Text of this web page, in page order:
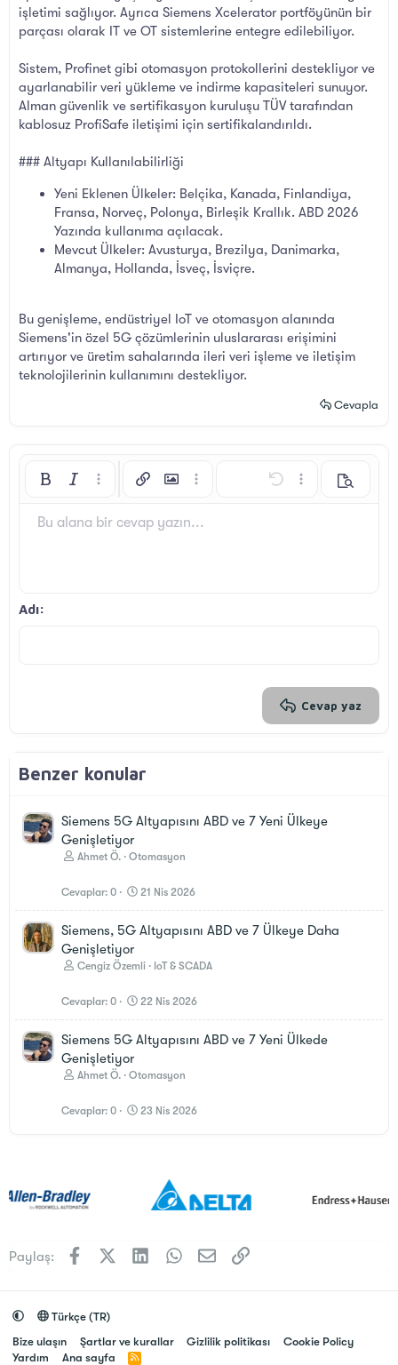
işletimi sağlıyor. Ayrıca Siemens Xcelerator portföyünün bir
parçası olarak IT ve OT sistemlerine entegre edilebiliyor.
Sistem, Profinet gibi otomasyon protokollerini destekliyor ve
ayarlanabilir veri yükleme ve indirme kapasiteleri sunuyor.
Alman güvenlik ve sertifikasyon kuruluşu TÜV tarafından
kablosuz ProfiSafe iletişimi için sertifikalandırıldı.
### Altyapı Kullanılabilirliği
Yeni Eklenen Ülkeler: Belçika, Kanada, Finlandiya,
Fransa, Norveç, Polonya, Birleşik Krallık. ABD 2026
Yazında kullanıma açılacak.
Mevcut Ülkeler: Avusturya, Brezilya, Danimarka,
Almanya, Hollanda, İsveç, İsviçre.
Bu genişleme, endüstriyel IoT ve otomasyon alanında
Siemens'in özel 5G çözümlerinin uluslararası erişimini
artırıyor ve üretim sahalarında ileri veri işleme ve iletişim
teknolojilerinin kullanımını destekliyor.
Cevapla
Kalın Yatık Daha fazla seçenek…
Bağlantı ekle
Resim ekleDaha fazla seçenek…
Geri alDaha fazlaÖnizleme
Yazı boyutu
9
Metin rengi
Yazı tipi Arial
List Hizalama yötemleri
İfadelerGIF ekle
AlıntıMedyaTablo ekleYatay çizgi ekle
ileri alBB Kod aç/kapat
Biçimlendirmeyi kaldır
TaslaklarTaslağı kaydet
Bu alana bir cevap yazın...
Adı
Cevap yaz
Benzer konular
Siemens 5G Altyapısını ABD ve 7 Yeni Ülkeye
Genişletiyor
Ahmet Ö. Otomasyon
Cevaplar 0 21 Nis 2026
Siemens, 5G Altyapısını ABD ve 7 Ülkeye Daha
Genişletiyor
Cengiz Özemli IoT & SCADA
Cevaplar 0 22 Nis 2026
Siemens 5G Altyapısını ABD ve 7 Yeni Ülkede
Genişletiyor
Ahmet Ö. Otomasyon
Cevaplar 0 23 Nis 2026
Paylaş: FacebookX (Twitter)LinkedInWhatsApp
E-postaLink
Türkçe (TR)
Bize ulaşın
Şartlar ve kurallar Gizlilik politikası
Cookie Policy
Yardım
Ana sayfa
R